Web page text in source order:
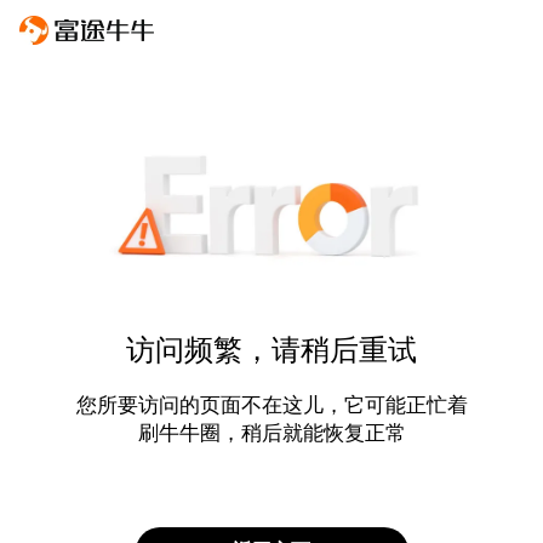
访问频繁，请稍后重试
您所要访问的页面不在这儿，它可能正忙着
刷牛牛圈，稍后就能恢复正常